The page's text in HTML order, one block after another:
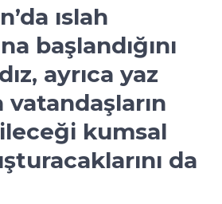
ıslah
başlandığını
ayrıca yaz
vatandaşların
kumsal
da